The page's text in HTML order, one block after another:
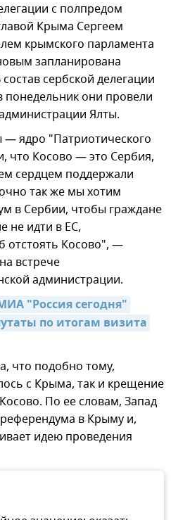
с полпредом
Крыма Сергеем
крымского парламента
запланирована
сербской делегации
они провели
Ялты.
ядро "Патриотического
что Косово — это Сербия,
сердцем поддержали
так же мы хотим
в Сербии, чтобы граждане
не идти в ЕС,
отстоять Косово", —
встрече
администрации.
"Россия сегодня"
по итогам визита
что подобно тому,
с Крыма, так и крещение
По ее словам, Запад
в Крыму и,
идею проведения